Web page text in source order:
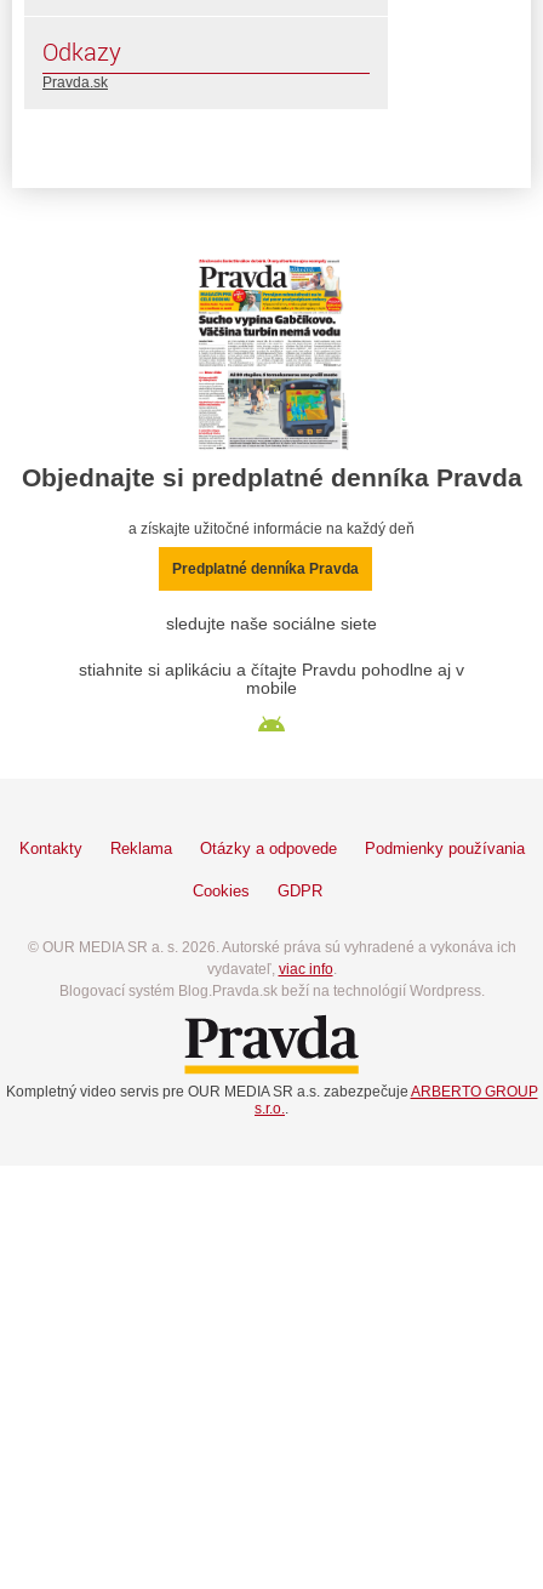
Odkazy
Pravda.sk
Objednajte si predplatné denníka Pravda
a získajte užitočné informácie na každý deň
Predplatné denníka Pravda
sledujte naše sociálne siete
stiahnite si aplikáciu a čítajte Pravdu pohodlne aj v
mobile
Kontakty Reklama Otázky a odpovede Podmienky používania
Cookies GDPR
© OUR MEDIA SR a. s. 2026. Autorské práva sú vyhradené a vykonáva ich
vydavateľ, viac info.
Blogovací systém Blog.Pravda.sk beží na technológií Wordpress.
Kompletný video servis pre OUR MEDIA SR a.s. zabezpečuje ARBERTO GROUP
s.r.o.